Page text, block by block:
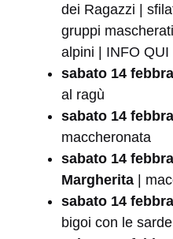
dei Ragazzi |
gruppi
alpini | INFO QUI
sabato 14
al ragù
sabato 14
maccheronata
sabato 14
Margherita |
sabato 14
bigoi con le